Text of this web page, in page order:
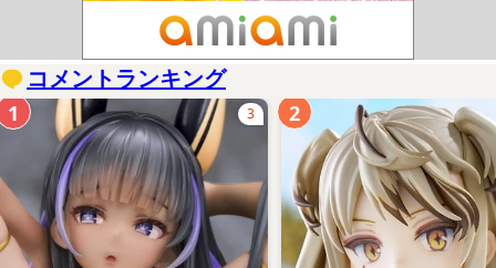
コメントランキング
3
1 2